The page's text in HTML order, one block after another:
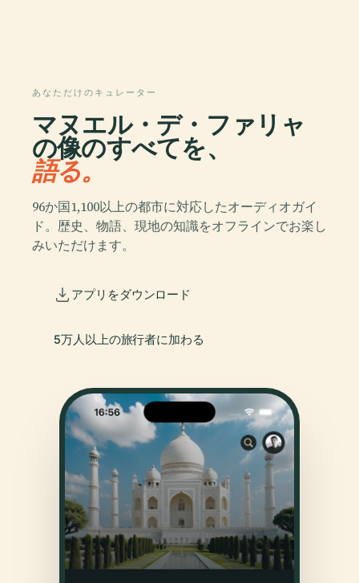
あなただけのキュレーター
マヌエル・デ・ファリャ
の像のすべてを、
語る。
96か国1,100以上の都市に対応したオーディオガイ
ド。歴史、物語、現地の知識をオフラインでお楽し
みいただけます。
アプリをダウンロード
5万人以上の旅行者に加わる